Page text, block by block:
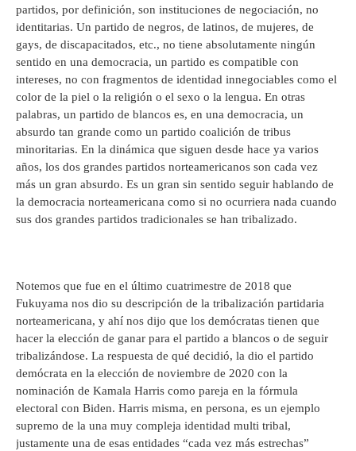
partidos, por definición, son instituciones de negociación, no
identitarias. Un partido de negros, de latinos, de mujeres, de
gays, de discapacitados, etc., no tiene absolutamente ningún
sentido en una democracia, un partido es compatible con
intereses, no con fragmentos de identidad innegociables como el
color de la piel o la religión o el sexo o la lengua. En otras
palabras, un partido de blancos es, en una democracia, un
absurdo tan grande como un partido coalición de tribus
minoritarias. En la dinámica que siguen desde hace ya varios
años, los dos grandes partidos norteamericanos son cada vez
más un gran absurdo. Es un gran sin sentido seguir hablando de
la democracia norteamericana como si no ocurriera nada cuando
sus dos grandes partidos tradicionales se han tribalizado.
Notemos que fue en el último cuatrimestre de 2018 que
Fukuyama nos dio su descripción de la tribalización partidaria
norteamericana, y ahí nos dijo que los demócratas tienen que
hacer la elección de ganar para el partido a blancos o de seguir
tribalizándose. La respuesta de qué decidió, la dio el partido
demócrata en la elección de noviembre de 2020 con la
nominación de Kamala Harris como pareja en la fórmula
electoral con Biden. Harris misma, en persona, es un ejemplo
supremo de la una muy compleja identidad multi tribal,
justamente una de esas entidades “cada vez más estrechas”